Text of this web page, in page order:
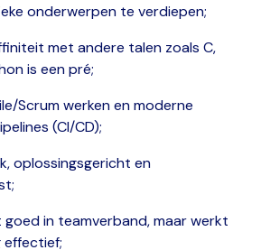
onderwerpen te verdiepen;
met andere talen zoals C,
is een pré;
Scrum werken en moderne
(CI/CD);
oplossingsgericht en
in teamverband, maar werkt
effectief;